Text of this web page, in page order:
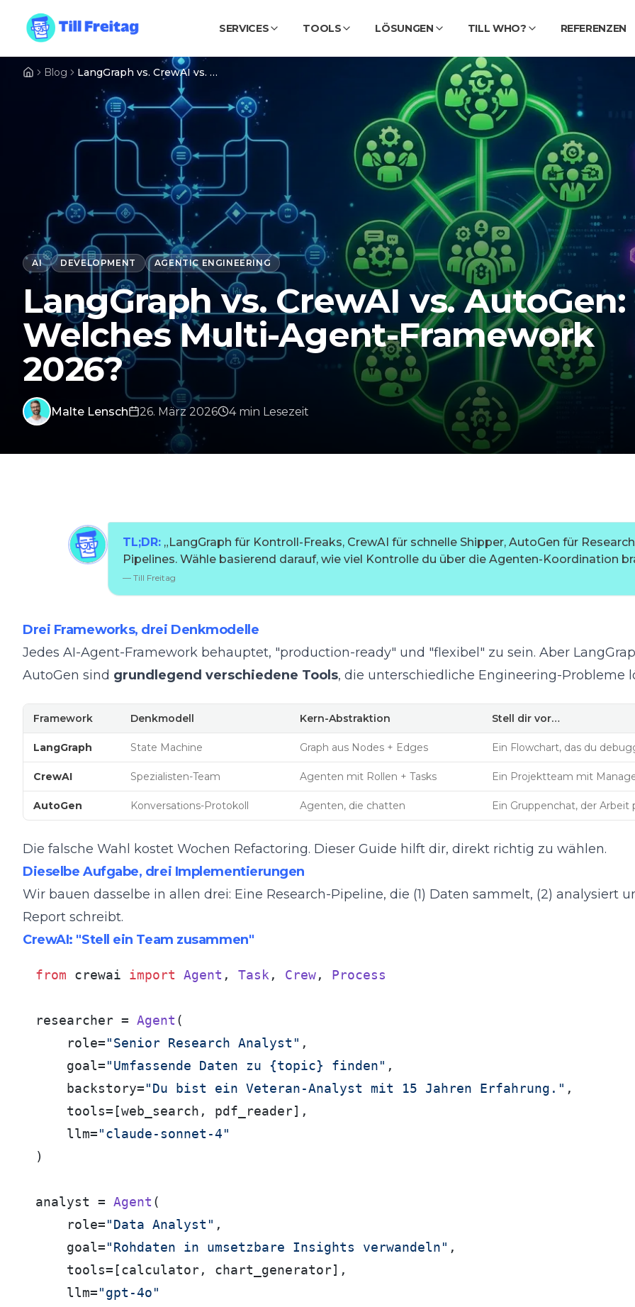
SERVICES TOOLS LÖSUNGEN TILL WHO? REFERENZEN
Blog LangGraph vs. CrewAI vs. AutoGen: Welches Multi-Agent-Framework 2026?
AI DEVELOPMENT AGENTIC ENGINEERING
LangGraph vs. CrewAI vs. AutoGen:
Welches Multi-Agent-Framework
2026?
Malte Lensch 26. März 2026 4min Lesezeit
TL;DR: „LangGraph für Kontroll-Freaks, CrewAI für schnelle Shipper, AutoGen für
Pipelines. Wähle basierend darauf, wie viel Kontrolle du über die Agenten-Koordination
— Till Freitag
Drei Frameworks, drei Denkmodelle
Jedes AI-Agent-Framework behauptet, "production-ready" und "flexibel" zu sein. Aber
AutoGen sind grundlegend verschiedene Tools, die unterschiedliche Engineering-Probleme
Framework Denkmodell Kern-Abstraktion Stell dir vor…
LangGraph State Machine Graph aus Nodes + Edges Ein Flowchart, das du
CrewAI Spezialisten-Team Agenten mit Rollen + Tasks Ein Projektteam mit
AutoGen Konversations-Protokoll Agenten, die chatten Ein Gruppenchat, der Arbeit
Die falsche Wahl kostet Wochen Refactoring. Dieser Guide hilft dir, direkt richtig zu wählen.
Dieselbe Aufgabe, drei Implementierungen
Wir bauen dasselbe in allen drei: Eine Research-Pipeline, die (1) Daten sammelt, (2) analysiert
Report schreibt.
CrewAI: "Stell ein Team zusammen"
from crewai import Agent , Task , Crew, Process
researcher = Agent (
    role=
"Senior Research Analyst" ,
    goal=
"Umfassende Daten zu {topic} finden" ,
    backstory=
"Du bist ein Veteran-Analyst mit 15 Jahren Erfahrung." ,
    tools=[web_search, pdf_reader],
    llm=
"claude-sonnet-4"
)
analyst = Agent (
    role=
"Data Analyst" ,
    goal=
"Rohdaten in umsetzbare Insights verwandeln" ,
    tools=[calculator, chart_generator],
    llm=
"gpt-4o"